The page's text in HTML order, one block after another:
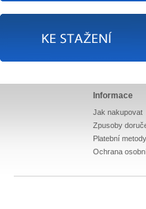
Informace
Jak nakupovat
Zpusoby
Platební metody
Ochrana